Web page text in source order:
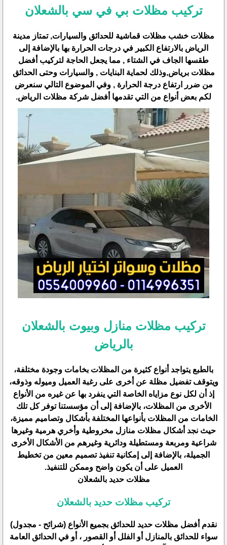
تركيب مظلات بي في سي بالشعلان
مظلات خشب مظلات قماشية للحدائق والسيارات, تمتاز مدينة
الرياض بالارتفاع الكبير في درجات الحرارة بها بالإضافة إلى
طقسها الجاف في الشتاء , مما يجعل الحاجة لتركيب أفضل
مظلات برياض,وذلك لحماية البنايات , والسيارات وحتى الحدائق
من ضرر ارتفاع درجة الحرارة , وفي الموضوع التالي سنعرض
لكم بعض أنواع من التي تقدمها أفضل شركة مظلات الرياض.
تركيب مظلات منازل وبيوت بالشعلان
بالرياض
بالطبع يتواجد أنواع كثيرة من المظلات بخامات وجودة مختلفة،
ويتوقف تفضيل مظلة عن أخرى على رغبة العميل وميوله وذوقه،
إذ أن لكل نوع مزاياه الخاصة التي ينفرد بها عن غيره من الأنواع
الأخرى من المظلات، بالإضافة إلى أن مؤسستنا توفر كل تلك
الخامات من المظلات بأنواعها المختلفة بأشكال وتصاميم مميزة،
حيث نجد أشكال مظلات منازل مخروطية وأخري هرمية وغيرها
شراعية ومربعة ومستطيلة ودائرية وغيرهم من الأشكال الأخرى
الجميلة، بالإضافة إلى إمكانية تنفيذ تصميم معين من تخطيط
العميل على أن يكون واضح وممكن للتنفيذ.
مظلات حديد بالشعلان
تركيب مظلات حديد بالشعلان
نقدم أفضل مظلات حديد للحدائق بجميع الأنواع (شرائح - مجدول)
سواء للحدائق بالمنازل أو الفلل أو القصور ، أو في الحدائق العامة